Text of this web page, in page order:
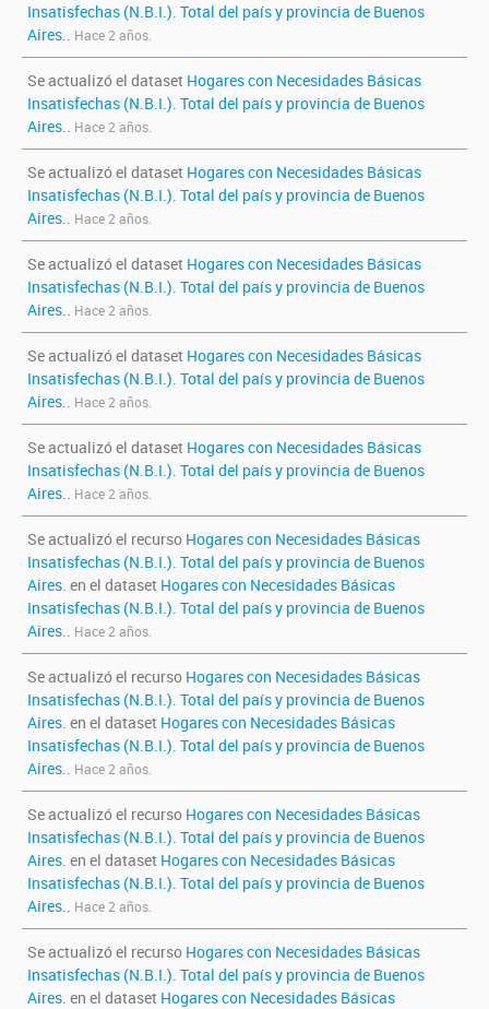
Insatisfechas (N.B.I.). Total del país y provincia de Buenos
Aires.. Hace 2 años.
Se actualizó el dataset Hogares con Necesidades Básicas
Insatisfechas (N.B.I.). Total del país y provincia de Buenos
Aires.. Hace 2 años.
Se actualizó el dataset Hogares con Necesidades Básicas
Insatisfechas (N.B.I.). Total del país y provincia de Buenos
Aires.. Hace 2 años.
Se actualizó el dataset Hogares con Necesidades Básicas
Insatisfechas (N.B.I.). Total del país y provincia de Buenos
Aires.. Hace 2 años.
Se actualizó el dataset Hogares con Necesidades Básicas
Insatisfechas (N.B.I.). Total del país y provincia de Buenos
Aires.. Hace 2 años.
Se actualizó el dataset Hogares con Necesidades Básicas
Insatisfechas (N.B.I.). Total del país y provincia de Buenos
Aires.. Hace 2 años.
Se actualizó el recurso Hogares con Necesidades Básicas
Insatisfechas (N.B.I.). Total del país y provincia de Buenos
Aires. en el dataset Hogares con Necesidades Básicas
Insatisfechas (N.B.I.). Total del país y provincia de Buenos
Aires.. Hace 2 años.
Se actualizó el recurso Hogares con Necesidades Básicas
Insatisfechas (N.B.I.). Total del país y provincia de Buenos
Aires. en el dataset Hogares con Necesidades Básicas
Insatisfechas (N.B.I.). Total del país y provincia de Buenos
Aires.. Hace 2 años.
Se actualizó el recurso Hogares con Necesidades Básicas
Insatisfechas (N.B.I.). Total del país y provincia de Buenos
Aires. en el dataset Hogares con Necesidades Básicas
Insatisfechas (N.B.I.). Total del país y provincia de Buenos
Aires.. Hace 2 años.
Se actualizó el recurso Hogares con Necesidades Básicas
Insatisfechas (N.B.I.). Total del país y provincia de Buenos
Aires. en el dataset Hogares con Necesidades Básicas